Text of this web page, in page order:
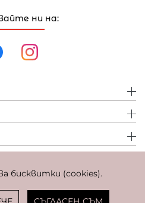
бисквитки (cookies).
ни на:
1 EUR = 1,95583 BGN